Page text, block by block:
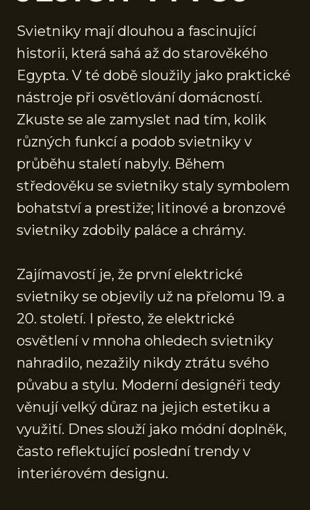
Svietniky mají dlouhou a fascinující
historii, která sahá až do starověkého
Egypta. V té době sloužily jako praktické
nástroje při osvětlování domácností.
Zkuste se ale zamyslet nad tím, kolik
různých funkcí a podob svietniky v
průběhu staletí nabyly. Během
středověku se svietniky staly symbolem
bohatství a prestiže; litinové a bronzové
svietniky zdobily paláce a chrámy.
Zajímavostí je, že první elektrické
svietniky se objevily už na přelomu 19. a
20. století. I přesto, že elektrické
osvětlení v mnoha ohledech svietniky
nahradilo, nezažily nikdy ztrátu svého
půvabu a stylu. Moderní designéři tedy
věnují velký důraz na jejich estetiku a
využití. Dnes slouží jako módní doplněk,
často reflektující poslední trendy v
interiérovém designu.